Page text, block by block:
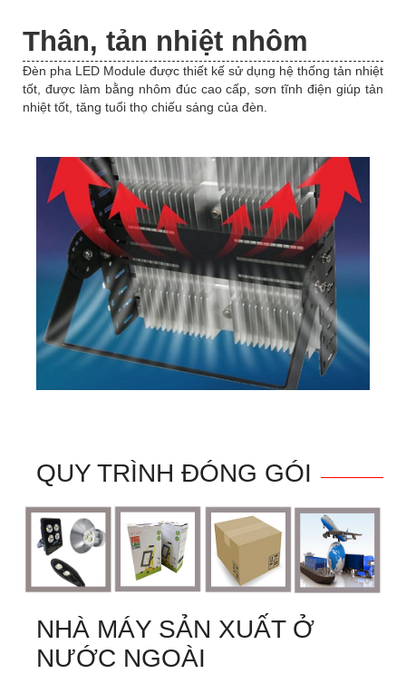
Thân, tản nhiệt nhôm
Đèn pha LED Module được thiết kế sử dụng hệ thống tản nhiệt
tốt, được làm bằng nhôm đúc cao cấp, sơn tĩnh điện giúp tản
nhiệt tốt, tăng tuổi thọ chiếu sáng của đèn.
QUY TRÌNH ĐÓNG GÓI
NHÀ MÁY SẢN XUẤT Ở
NƯỚC NGOÀI